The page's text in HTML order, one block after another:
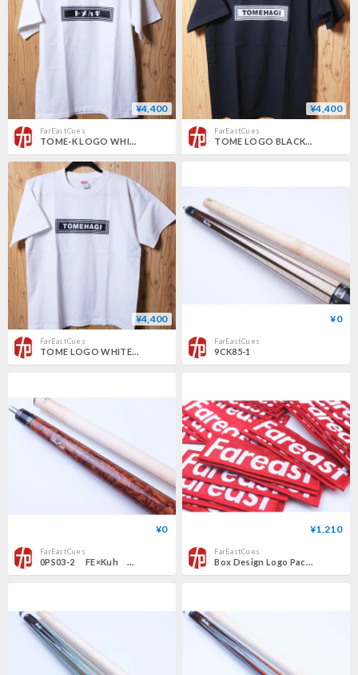
¥4,400
FarEastCues
TOME-K LOGO WHITE T-SHIRT
¥4,400
FarEastCues
TOME LOGO BLACK T-SHIRT
¥4,400
FarEastCues
TOME LOGO WHITE T-SHIRT
¥0
FarEastCues
9CK85-1
¥0
FarEastCues
0PS03-2 FE×Kuh Collab products
¥1,210
FarEastCues
Box Design Logo Pacth